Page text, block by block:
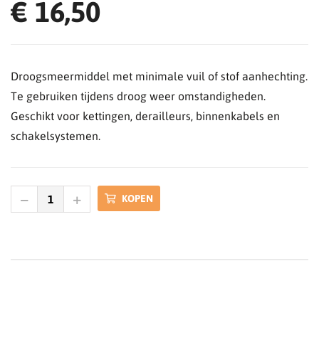
€ 16,50
Droogsmeermiddel met minimale vuil of stof aanhechting.
Te gebruiken tijdens droog weer omstandigheden.
Geschikt voor kettingen, derailleurs, binnenkabels en
schakelsystemen.
KOPEN